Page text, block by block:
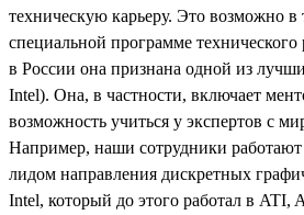
техническую карьеру. Это возможно в
специальной программе технического
в России она признана одной из
Intel). Она, в частности, включает
возможность учиться у экспертов с
Например, наши сотрудники
лидом направления дискретных
Intel, который до этого работал в ATI,